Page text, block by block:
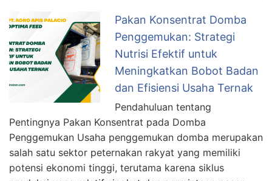
Pakan Konsentrat Domba
Penggemukan: Strategi
Nutrisi Efektif untuk
Meningkatkan Bobot Badan
dan Efisiensi Usaha Ternak
Pendahuluan tentang
Pentingnya Pakan Konsentrat pada Domba
Penggemukan Usaha penggemukan domba merupakan
salah satu sektor peternakan rakyat yang memiliki
potensi ekonomi tinggi, terutama karena siklus